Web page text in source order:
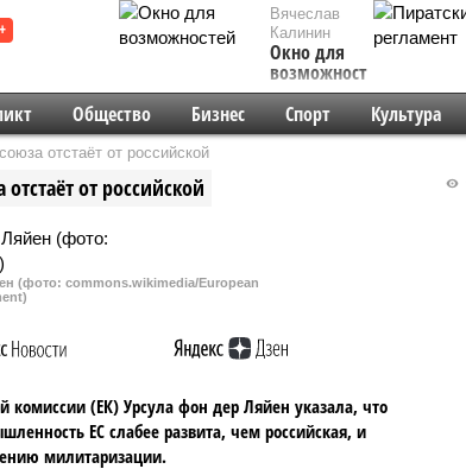
Вячеслав
Калинин
Окно для
возможностей
Общество Бизнес Спорт Культура
отстаёт от российской
от российской
(фото: commons.wikimedia/European
комиссии (ЕК) Урсула фон дер Ляйен указала, что
ЕС слабее развита, чем российская, и
милитаризации.